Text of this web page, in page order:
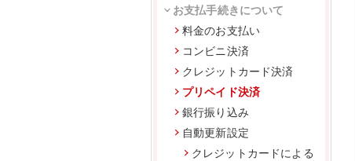
お支払手続きについて
料金のお支払い
コンビニ決済
クレジットカード決済
プリペイド決済
銀行振り込み
自動更新設定
クレジットカードによる